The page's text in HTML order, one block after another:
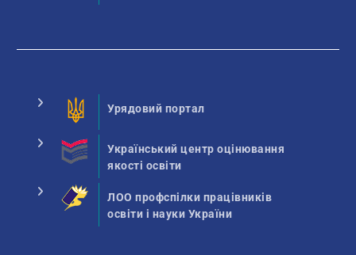
Урядовий портал
Український центр оцінювання
якості освіти
ЛОО профспілки працівників
освіти і науки України